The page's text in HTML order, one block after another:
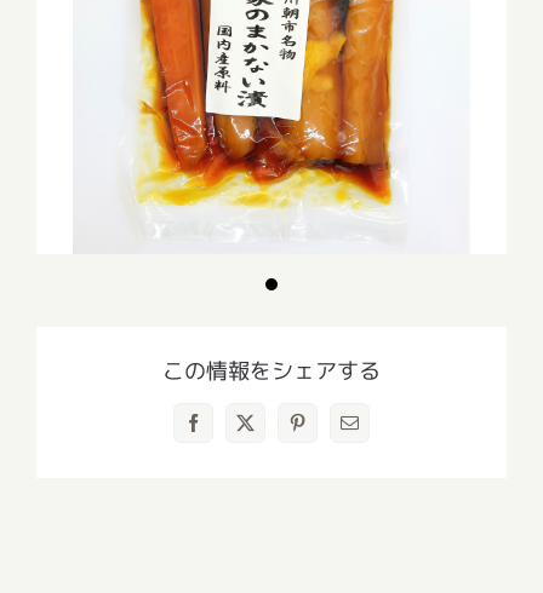
この情報をシェアする
Facebook
X Pinterest
電